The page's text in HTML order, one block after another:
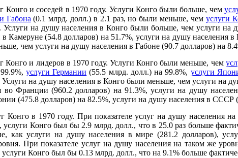
Конго и соседей в 1970 году. Услуги Конго были больше, чем
Габона (0.1 млрд. долл.) в 2.1 раз, но были меньше, чем услуги
Услуги на душу населения в Конго были больше, чем услуги на
Камеруне (54.8 долларов) на 51.7%, услуги на душу населения
чем услуги на душу населения в Габоне (90.7 долларов) на
Конго и лидеров в 1970 году. Услуги Конго были меньше, чем
услуги Германии (55.5 млрд. долл.) на 99.8%, услуги
Услуги на душу населения в Конго были меньше, чем услуги на
во Франции (960.2 долларов) на 91.3%, услуги на душу
(475.8 долларов) на 82.5%, услуги на душу населения в СССР
Конго в 1970 году. При показателе услуг на душу населения
услуги Конго был бы 2.9 млрд. долл., что в 25.0 раз больше
как услуги на душу населения в мире (281.2 долларов),
При показателе услуг на душу населения на таком же
услуги Конго был бы 0.13 млрд. долл., что на 9.1% больше